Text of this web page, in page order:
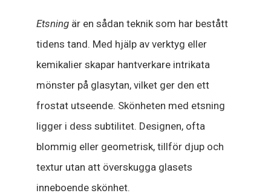
Etsning är en sådan teknik som har bestått
tidens tand. Med hjälp av verktyg eller
kemikalier skapar hantverkare intrikata
mönster på glasytan, vilket ger den ett
frostat utseende. Skönheten med etsning
ligger i dess subtilitet. Designen, ofta
blommig eller geometrisk, tillför djup och
textur utan att överskugga glasets
inneboende skönhet.